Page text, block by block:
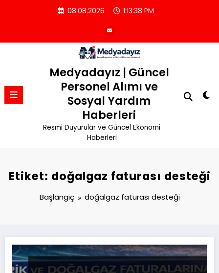
08.08.2026 1:13:39 PM
Medyadayız | Güncel
Personel Alımı ve
Sosyal Yardım
Haberleri
Resmi Duyurular ve Güncel Ekonomi
Haberleri
Etiket: doğalgaz faturası desteği
Başlangıç doğalgaz faturası desteği